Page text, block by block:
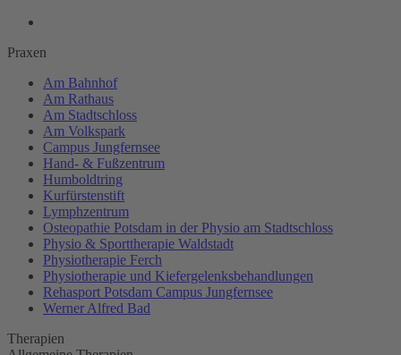
Praxen
Am Bahnhof
Am Rathaus
Am Stadtschloss
Am Volkspark
Campus Jungfernsee
Hand- & Fußzentrum
Humboldtring
Kurfürstenstift
Lymphzentrum
Osteopathie Potsdam in der Physio am Stadtschloss
Physio & Sporttherapie Waldstadt
Physiotherapie Ferch
Physiotherapie und Kiefergelenksbehandlungen
Rehasport Potsdam Campus Jungfernsee
Werner Alfred Bad
Therapien